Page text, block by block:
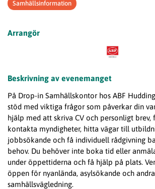
Samhällsinformation
Arrangör
Beskrivning av evenemanget
På Drop-in Samhällskontor hos ABF
stöd med viktiga frågor som påverkar din
hjälp med att skriva CV och personligt brev,
kontakta myndigheter, hitta vägar till
jobbsökande och få individuell rådgivning
behov. Du behöver inte boka tid eller
under öppettiderna och få hjälp på plats.
öppen för nyanlända, asylsökande och
samhällsvägledning.